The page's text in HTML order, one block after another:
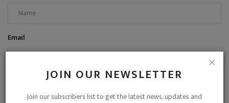
JOIN OUR NEWSLETTER
Join our subscribers list to get the latest news, updates and
Email